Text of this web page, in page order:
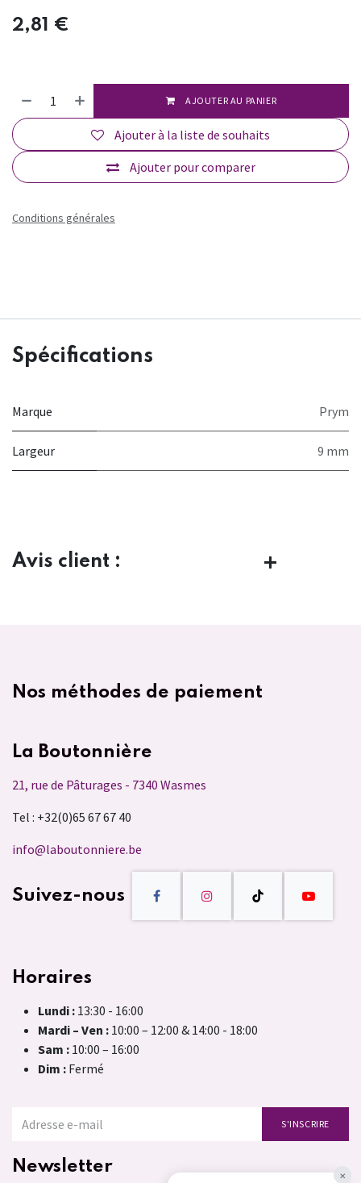
2,81 €
AJOUTER AU PANIER
Ajouter pour comparer
Ajouter à la liste de souhaits
Conditions générales
Spécifications
Marque Prym
Largeur 9 mm
Avis client :
Nos méthodes de paiement
La Boutonnière
21, rue de Pâturages - 7340 Wasmes
Tel : +32(0)65 67 67 40
info@laboutonniere.be
Suivez-nous
Horaires
Lundi : 13:30 - 16:00
Mardi – Ven : 10:00 – 12:00 & 14:00 - 18:00
Sam : 10:00 – 16:00
Dim : Fermé
S'INSCRIRE
Newsletter ×